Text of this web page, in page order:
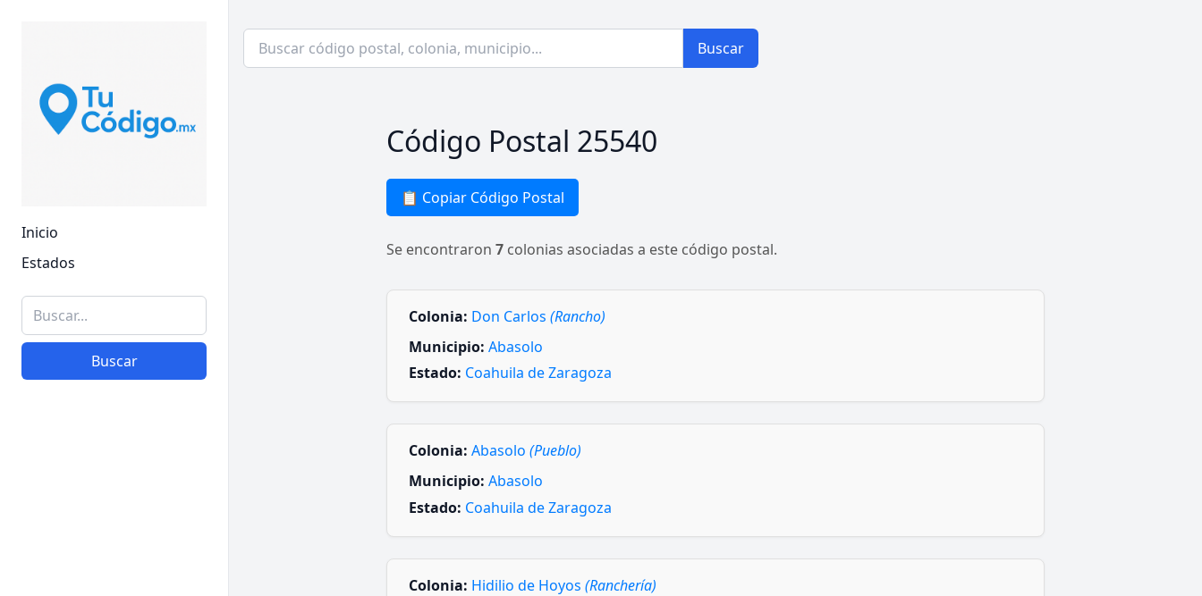
Inicio
Estados
Buscar
Buscar
Código Postal 25540
📋 Copiar Código Postal
Se encontraron 7 colonias asociadas a este código postal.
Colonia: Don Carlos (Rancho)
Municipio: Abasolo
Estado: Coahuila de Zaragoza
Colonia: Abasolo (Pueblo)
Municipio: Abasolo
Estado: Coahuila de Zaragoza
Colonia: Hidilio de Hoyos (Ranchería)